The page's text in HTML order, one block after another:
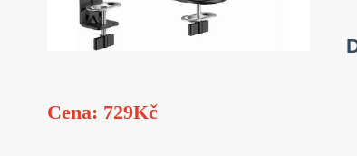
Cena: 729Kč